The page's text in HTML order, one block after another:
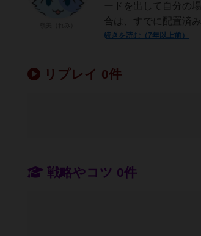
ードを出して自分の
合は、すでに配置済
続きを読む（7年以上前）
リプレイ 0件
戦略やコツ 0件